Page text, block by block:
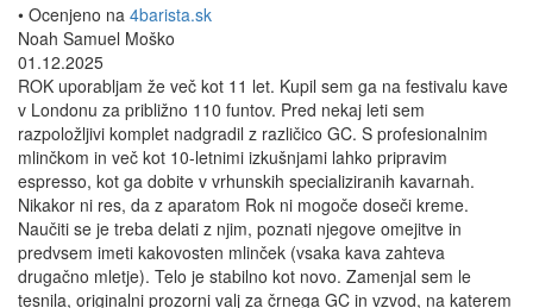
• Ocenjeno na 4barista.sk
Noah Samuel Moško
01.12.2025
ROK uporabljam že več kot 11 let. Kupil sem ga na festivalu kave
v Londonu za približno 110 funtov. Pred nekaj leti sem
razpoložljivi komplet nadgradil z različico GC. S profesionalnim
mlinčkom in več kot 10-letnimi izkušnjami lahko pripravim
espresso, kot ga dobite v vrhunskih specializiranih kavarnah.
Nikakor ni res, da z aparatom Rok ni mogoče doseči kreme.
Naučiti se je treba delati z njim, poznati njegove omejitve in
predvsem imeti kakovosten mlinček (vsaka kava zahteva
drugačno mletje). Telo je stabilno kot novo. Zamenjal sem le
tesnila, originalni prozorni valj za črnega GC in vzvod, na katerem